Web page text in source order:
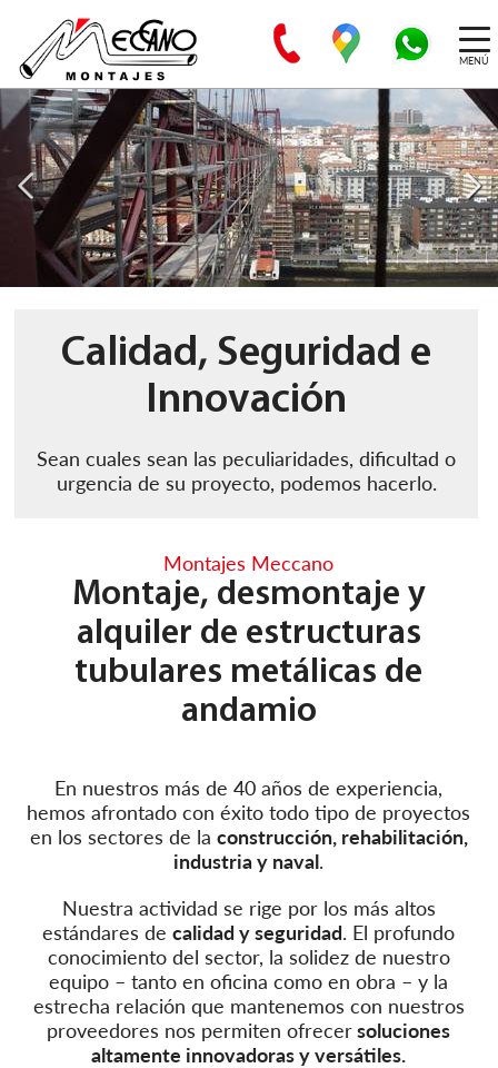
MENÚ
Calidad, Seguridad e
Innovación
Sean cuales sean las peculiaridades, dificultad o
urgencia de su proyecto, podemos hacerlo.
Montajes Meccano
Montaje, desmontaje y
alquiler de estructuras
tubulares metálicas de
andamio
En nuestros más de 40 años de experiencia,
hemos afrontado con éxito todo tipo de proyectos
en los sectores de la construcción, rehabilitación,
industria y naval.
Nuestra actividad se rige por los más altos
estándares decalidad y seguridad. El profundo
conocimiento del sector, la solidez de nuestro
equipo – tanto en oficina como en obra – y la
estrecha relación que mantenemos con nuestros
proveedores nos permiten ofrecersoluciones
altamente innovadoras y versátiles.